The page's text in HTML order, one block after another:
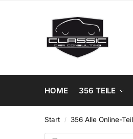
HOME 356 TEILE
Start / 356 Alle Online-